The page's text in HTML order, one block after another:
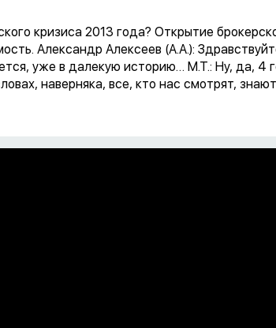
кризиса 2013 года? Открытие
Александр Алексеев (А.А.):
уже в далекую историю… М.Т.: Ну, да, 4
наверняка, все, кто нас смотрят,